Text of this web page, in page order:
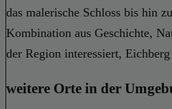
das malerische Schloss bis hin
Kombination aus Geschichte,
der Region interessiert,
weitere Orte in der